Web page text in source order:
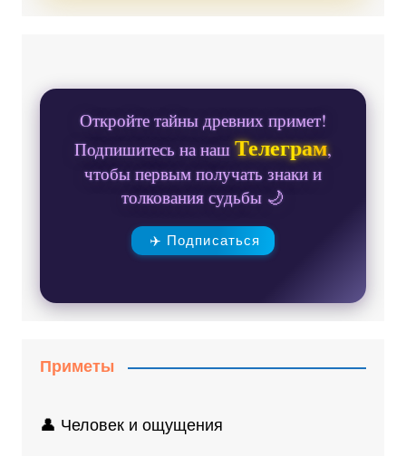
Откройте тайны древних примет!
Подпишитесь на нашТелеграм,
чтобы первым получать знаки и
толкования судьбы 🌙
✈️ Подписаться
Приметы
👤 Человек и ощущения